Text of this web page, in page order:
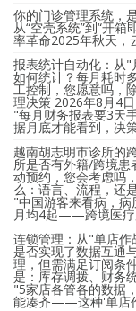
你的门诊管理系统，
从“空壳系统”到“开
率革命2025年秋天
报表统计自动化：从
如何统计？每月耗时
工控制，您愿意吗，
理决策 2026年8月4日
"每月财务报表要3天
据月底才能看到，
越南胡志明市诊所的
所是否有外籍/跨境患
动预约，您会考虑吗
么：语言、流程，还
"中国游客来看病，
月均4起——跨境医疗
连锁管理：从"单店
是否实现了数据互通
理，但需满足订阅条
是：库存调拨、财务
"5家店各管各的数据
能凑齐——这种'单店